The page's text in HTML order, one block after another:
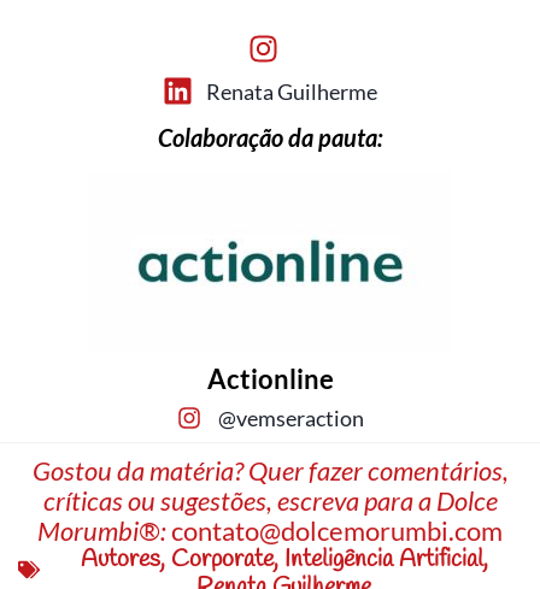
Renata Guilherme
Colaboração da pauta:
Actionline
@vemseraction
Gostou da matéria? Quer fazer comentários,
críticas ou sugestões, escreva para a Dolce
Morumbi®:contato@dolcemorumbi.com
Autores, Corporate, Inteligência Artificial,